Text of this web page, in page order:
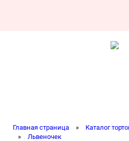
Главная страница » Каталог
»
Львеночек